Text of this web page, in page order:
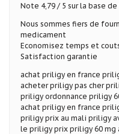
Note 4,79 / 5 sur la base
Nous sommes fiers de
medicament
Economisez temps et
Satisfaction garantie
achat priligy en france
acheter priligy pas cher
priligy ordonnance priligy
achat priligy en france
priligy prix au mali priligy
le priligy prix priligy 60 mg